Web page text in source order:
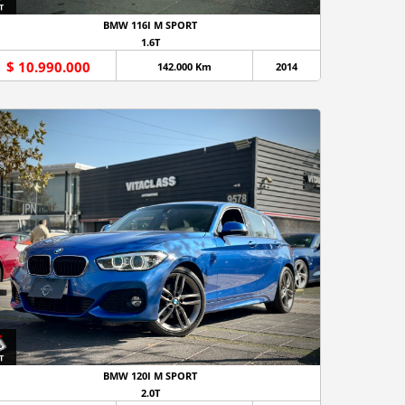
BMW 116I M SPORT
1.6T
$ 10.990.000 142.000 Km 2014
BMW 120I M SPORT
2.0T